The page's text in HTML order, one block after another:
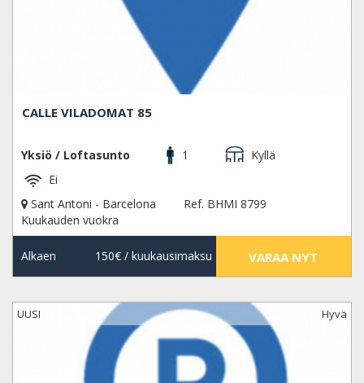
CALLE VILADOMAT 85
Yksiö / Loftasunto 1
Kyllä
Ei
Sant Antoni - Barcelona
Ref. BHMI 8799
Kuukauden vuokra
Alkaen 150€/ kuukausimaksu VARAA NYT
UUSI Hyvä